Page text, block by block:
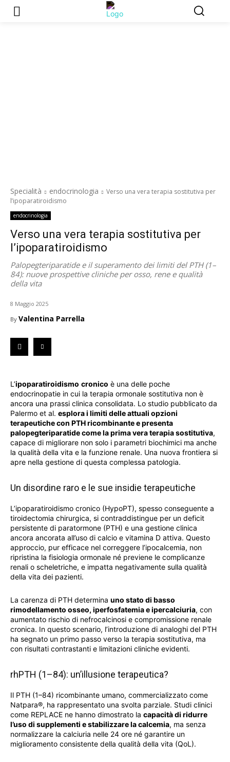
Specialità endocrinologia
Verso una vera terapia sostitutiva per
l’ipoparatiroidismo
endocrinologia
Verso una vera terapia sostitutiva per
l’ipoparatiroidismo
Palopegteriparatide e il superamento dei limiti del PTH (1–
84): nuove prospettive cliniche per osso, rene e qualità
della vita
8 Maggio 2025
By Valentina Parrella
L’ipoparatiroidismo cronico è una delle poche
endocrinopatie in cui la terapia ormonale sostitutiva non è
ancora una prassi clinica consolidata. Lo studio pubblicato da
Palermo et al. esplora i limiti delle attuali opzioni
terapeutiche con PTH ricombinante e presenta
palopegteriparatide come la prima vera terapia sostitutiva,
capace di migliorare non solo i parametri biochimici ma anche
la qualità della vita e la funzione renale. Una nuova frontiera si
apre nella gestione di questa complessa patologia.
Un disordine raro e le sue insidie terapeutiche
L’ipoparatiroidismo cronico (HypoPT), spesso conseguente a
tiroidectomia chirurgica, si contraddistingue per un deficit
persistente di paratormone (PTH) e una gestione clinica
ancora ancorata all’uso di calcio e vitamina D attiva. Questo
approccio, pur efficace nel correggere l’ipocalcemia, non
ripristina la fisiologia ormonale né previene le complicanze
renali o scheletriche, e impatta negativamente sulla qualità
della vita dei pazienti.
La carenza di PTH determina uno stato di basso
rimodellamento osseo, iperfosfatemia e ipercalciuria, con
aumentato rischio di nefrocalcinosi e compromissione renale
cronica. In questo scenario, l’introduzione di analoghi del PTH
ha segnato un primo passo verso la terapia sostitutiva, ma
con risultati contrastanti e limitazioni cliniche evidenti.
rhPTH (1–84): un’illusione terapeutica?
Il PTH (1–84) ricombinante umano, commercializzato come
Natpara®, ha rappresentato una svolta parziale. Studi clinici
come REPLACE ne hanno dimostrato la capacità di ridurre
l’uso di supplementi e stabilizzare la calcemia, ma senza
normalizzare la calciuria nelle 24 ore né garantire un
miglioramento consistente della qualità della vita (QoL).